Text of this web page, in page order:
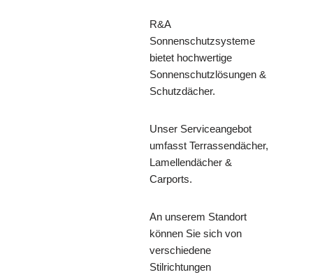
R&A
Sonnenschutzsysteme
bietet hochwertige
Sonnenschutzlösungen &
Schutzdächer.
Unser Serviceangebot
umfasst Terrassendächer,
Lamellendächer &
Carports.
An unserem Standort
können Sie sich von
verschiedene
Stilrichtungen